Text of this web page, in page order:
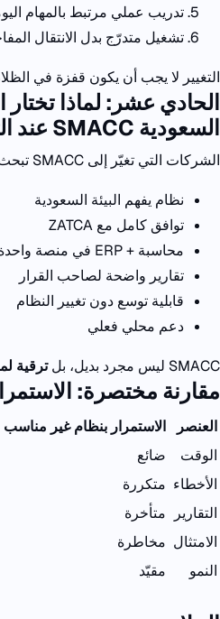
تدريب عملي مرتبط بالمهام
تشغيل متدرّج بدل الانتقال
التغيير لا يجب أن يكون قفزة في
الحادي عشر: لماذا
السعودية SMACC عند
الشركات التي تغيّر إلى SMACC
نظام يفهم البيئة السعودية
توافق كامل مع ZATCA
محاسبة +ERP في منصة
تقارير واضحة لصاحب القرار
قابلية توسع دون تغيير النظام
دعم محلي فعلي
SMACC ليس مجرد بديل، بلترقية
مقارنة مختصرة:
العنصر الاستمرار بنظام غير مناسب
الوقت
ضائع
الأخطاء متكررة
التقارير
متأخرة
الامتثال مخاطرة
النمو
مقيّد